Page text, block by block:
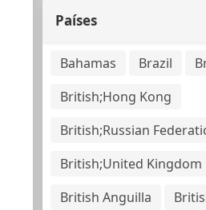
Países
Bahamas Brazil
British;Hong Kong
British;Russian
British;United Kingdom
British Anguilla